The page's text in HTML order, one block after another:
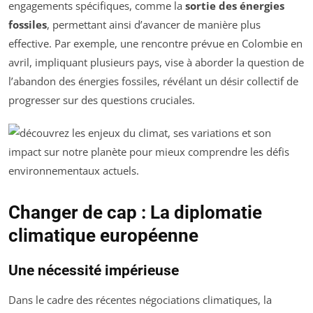
engagements spécifiques, comme la sortie des énergies
fossiles, permettant ainsi d’avancer de manière plus
effective. Par exemple, une rencontre prévue en Colombie en
avril, impliquant plusieurs pays, vise à aborder la question de
l’abandon des énergies fossiles, révélant un désir collectif de
progresser sur des questions cruciales.
Changer de cap : La diplomatie
climatique européenne
Une nécessité impérieuse
Dans le cadre des récentes négociations climatiques, la